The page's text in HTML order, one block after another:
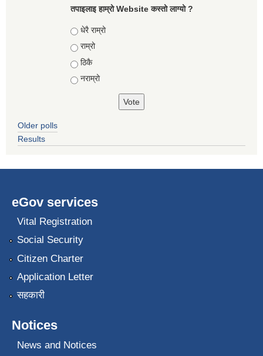
तपाइलाइ हाम्रो Website कस्तो लाग्यो ?
Choices
धेरै राम्रो
राम्रो
ठिकै
नराम्रो
Older polls
Results
eGov services
Vital Registration
Social Security
Citizen Charter
Application Letter
सहकारी
Notices
News and Notices